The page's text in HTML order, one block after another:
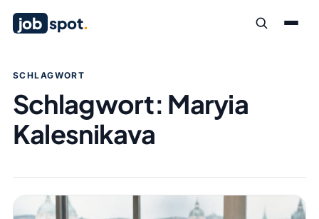
job spot.
SCHLAGWORT
Schlagwort: Maryia
Kalesnikava